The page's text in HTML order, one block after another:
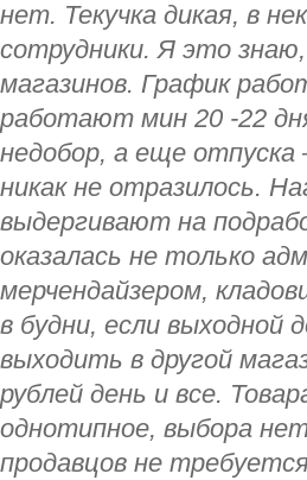
нет. Текучка дикая, в
сотрудники. Я это
магазинов. График
работают мин 20 -22
недобор, а еще
никак не отразилось.
выдергивают на
оказалась не только
мерчендайзером,
в будни, если выходной
выходить в другой
рублей день и все.
однотипное, выбора
продавцов не